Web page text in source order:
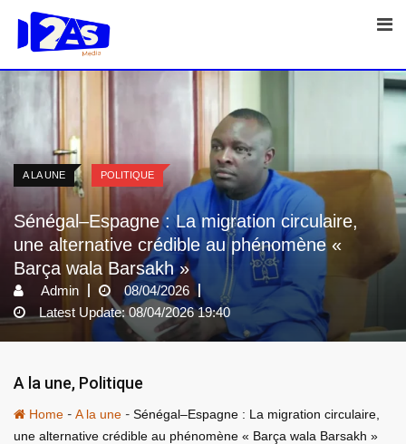
content
A LA UNE POLITIQUE
Sénégal–Espagne : La migration circulaire,
une alternative crédible au phénomène «
Barça wala Barsakh »
Admin
08/04/2026
Latest Update: 08/04/2026 19:40
A la une, Politique
Home - A la une - Sénégal–Espagne : La migration circulaire,
une alternative crédible au phénomène « Barça wala Barsakh »